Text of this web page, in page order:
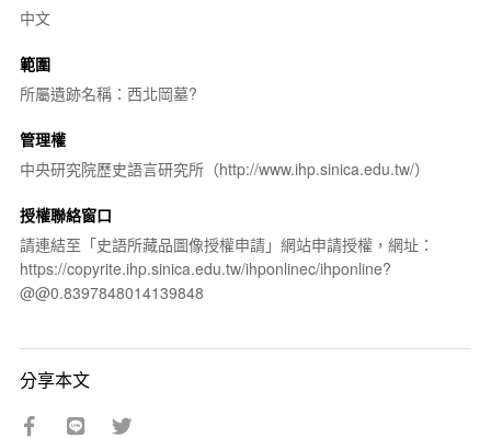
中文
範圍
所屬遺跡名稱：西北岡墓?
管理權
中央研究院歷史語言研究所（http://www.ihp.sinica.edu.tw/）
授權聯絡窗口
請連結至「史語所藏品圖像授權申請」網站申請授權，網址：
https://copyrite.ihp.sinica.edu.tw/ihponlinec/ihponline?
@@0.8397848014139848
分享本文